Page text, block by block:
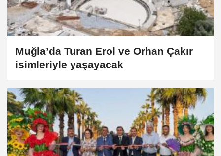
Muğla’da Turan Erol ve Orhan Çakır
isimleriyle yaşayacak